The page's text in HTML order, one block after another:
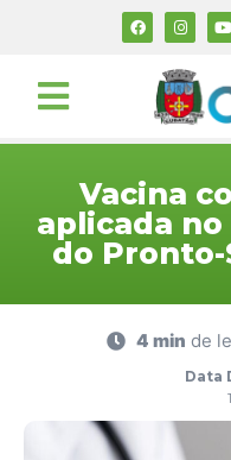
Vacina
aplicada
do
4 min de
Data